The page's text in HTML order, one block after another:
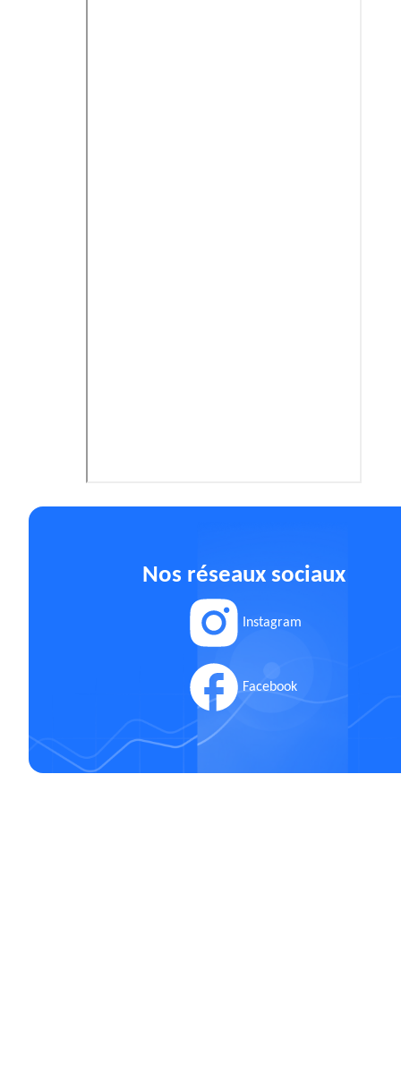
Nos réseaux sociaux
Instagram
Facebook